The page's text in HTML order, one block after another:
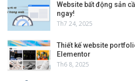
Website bất động sản
ngay!
Th7 24, 2025
Thiết kế website
Elementor
Th6 8, 2025